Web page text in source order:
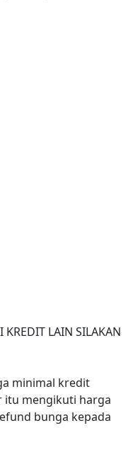
LAIN SILAKAN
minimal kredit
itu mengikuti harga
bunga kepada